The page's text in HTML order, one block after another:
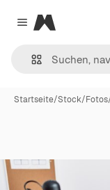
Close menu
Magnific
Startseite/Stock/Fotos